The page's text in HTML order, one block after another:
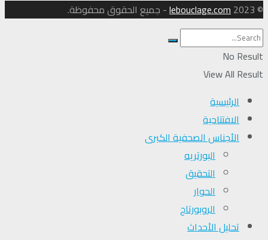
© 2023
lebouclage.com- جميع الحقوق محفوظة.
No Result
View All Result
الرئيسية
الافتتاحية
الأجناس الصحفية الكبرى
البورتريه
التحقیق
الحوار
الروبورتاج
تحلیل الأحداث